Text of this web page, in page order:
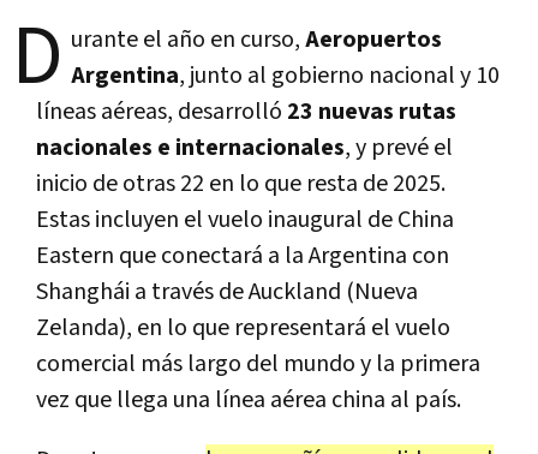
D urante el año en curso,Aeropuertos
Argentina, junto al gobierno nacional y 10
líneas aéreas, desarrolló 23 nuevas rutas
nacionales e internacionales, y prevé el
inicio de otras 22 en lo que resta de 2025.
Estas incluyen el vuelo inaugural de China
Eastern que conectará a la Argentina con
Shanghái a través de Auckland (Nueva
Zelanda), en lo que representará el vuelo
comercial más largo del mundo y la primera
vez que llega una línea aérea china al país.